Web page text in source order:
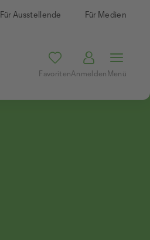
Für Ausstellende Für Medien
FavoritenAnmeldenMenü